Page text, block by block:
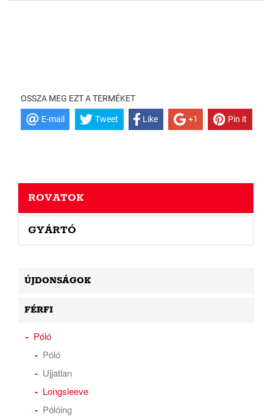
OSSZA MEG EZT A TERMÉKET
E-mail Tweet Like +1 Pin it
ROVATOK
GYÁRTÓ
ÚJDONSÁGOK
FÉRFI
Póló
Póló
Ujjatlan
Longsleeve
Pólóing